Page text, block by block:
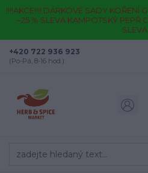
!!!!AKCE!!!! DÁRKOVÉ SADY KOŘENÍ
–25 % SLEVA KAMPOTSKÝ
SLEVA
+420 722 936 923
(Po-Pá, 8-16 hod.)